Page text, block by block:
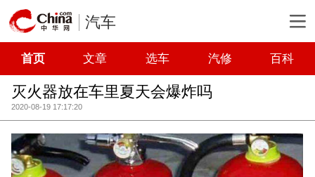
汽车
首页 文章 选车 汽修 百科
灭火器放在车里夏天会爆炸吗
2020-08-19 17:17:20